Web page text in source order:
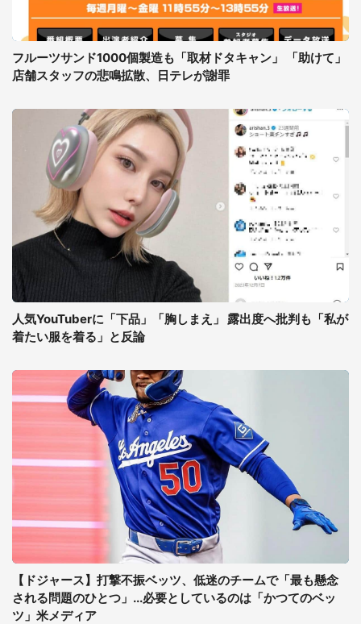
フルーツサンド1000個製造も「取材ドタキャン」 「助けて」
店舗スタッフの悲鳴拡散、日テレが謝罪
人気YouTuberに「下品」「胸しまえ」 露出度へ批判も「私が
着たい服を着る」と反論
【ドジャース】打撃不振ベッツ、低迷のチームで「最も懸念
される問題のひとつ」...必要としているのは「かつてのベッ
ツ」米メディア